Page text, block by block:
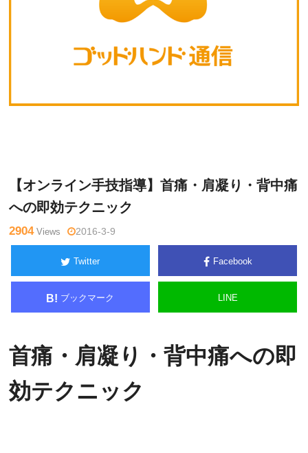
【オンライン手技指導】首痛・肩凝り・背中痛
への即効テクニック
2904Views 2016-3-9
Twitter Facebook
B! ブックマーク LINE
首痛・肩凝り・背中痛への即
効テクニック